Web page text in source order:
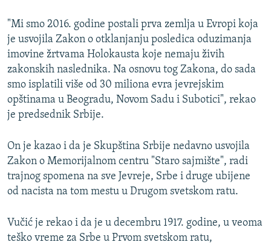
"Mi smo 2016. godine postali prva zemlja u Evropi koja
je usvojila Zakon o otklanjanju posledica oduzimanja
imovine žrtvama Holokausta koje nemaju živih
zakonskih naslednika. Na osnovu tog Zakona, do sada
smo isplatili više od 30 miliona evra jevrejskim
opštinama u Beogradu, Novom Sadu i Subotici", rekao
je predsednik Srbije.
On je kazao i da je Skupština Srbije nedavno usvojila
Zakon o Memorijalnom centru "Staro sajmište", radi
trajnog spomena na sve Jevreje, Srbe i druge ubijene
od nacista na tom mestu u Drugom svetskom ratu.
Vučić je rekao i da je u decembru 1917. godine, u veoma
teško vreme za Srbe u Prvom svetskom ratu,